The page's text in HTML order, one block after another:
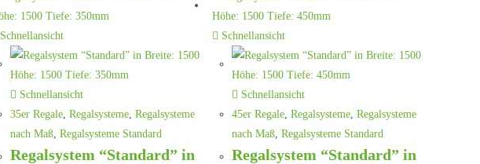
Schnellansicht
Schnellansicht
35er Regale, Regalsysteme, Regalsysteme
nach Maß, Regalsysteme Standard
Regalsystem “Standard” in
Schnellansicht
Schnellansicht
45er Regale, Regalsysteme, Regalsysteme
nach Maß, Regalsysteme Standard
Regalsystem “Standard” in